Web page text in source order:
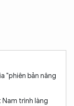
"phiên bản nâng
Nam trình làng